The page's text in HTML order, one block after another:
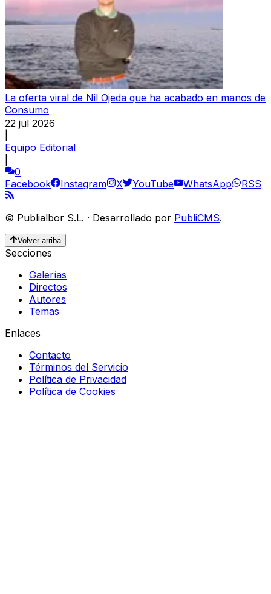
La oferta viral de Nil Ojeda que ha acabado en manos de
Consumo
22 jul 2026
Equipo Editorial
0
Facebook
Instagram X YouTube WhatsApp RSS
© Publialbor S.L. · Desarrollado por PubliCMS.
Volver arriba
Secciones
Galerías
Directos
Autores
Temas
Enlaces
Contacto
Términos del Servicio
Política de Privacidad
Política de Cookies